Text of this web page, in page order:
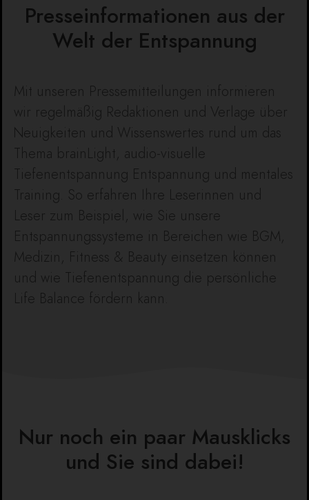
Presseinformationen aus der
Welt der Entspannung
Mit unseren Pressemitteilungen informieren
wir regelmäßig Redaktionen und Verlage über
Neuigkeiten und Wissenswertes rund um das
Thema brainLight, audio-visuelle
Tiefenentspannung Entspannung und mentales
Training. So erfahren Ihre Leserinnen und
Leser zum Beispiel, wie Sie unsere
Entspannungssysteme in Bereichen wie BGM,
Medizin, Fitness & Beauty einsetzen können
und wie Tiefenentspannung die persönliche
Life Balance fördern kann.
Nur noch ein paar Mausklicks
und Sie sind dabei!